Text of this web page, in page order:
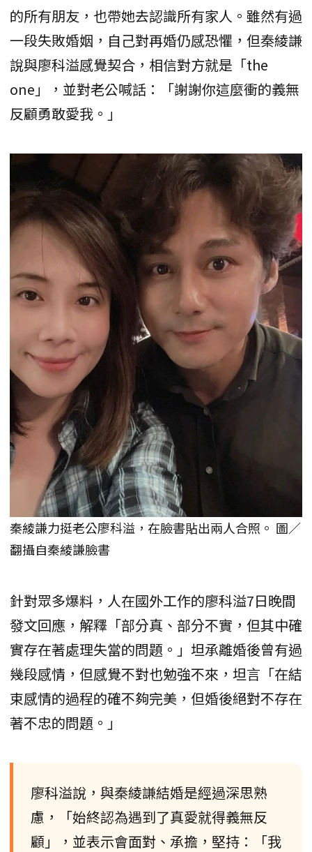
的所有朋友，也帶她去認識所有家人。雖然有過
一段失敗婚姻，自己對再婚仍感恐懼，但秦綾謙
說與廖科溢感覺契合，相信對方就是「the
one」，並對老公喊話：「謝謝你這麼衝的義無
反顧勇敢愛我。」
秦綾謙力挺老公廖科溢，在臉書貼出兩人合照。 圖／
翻攝自秦綾謙臉書
針對眾多爆料，人在國外工作的廖科溢7日晚間
發文回應，解釋「部分真、部分不實，但其中確
實存在著處理失當的問題。」坦承離婚後曾有過
幾段感情，但感覺不對也勉強不來，坦言「在結
束感情的過程的確不夠完美，但婚後絕對不存在
著不忠的問題。」
廖科溢說，與秦綾謙結婚是經過深思熟
慮，「始終認為遇到了真愛就得義無反
顧」，並表示會面對、承擔，堅持：「我